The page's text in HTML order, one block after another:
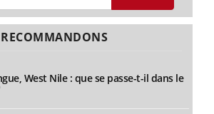
West Nile : que se passe-t-il dans le